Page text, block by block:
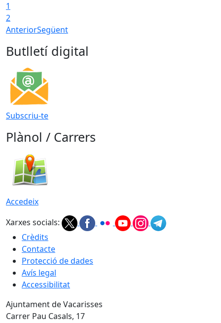
1
2
AnteriorSegüent
Butlletí digital
Subscriu-te
Plànol / Carrers
Accedeix
Xarxes socials:
Crèdits
Contacte
Protecció de dades
Avís legal
Accessibilitat
Ajuntament de Vacarisses
Carrer Pau Casals, 17